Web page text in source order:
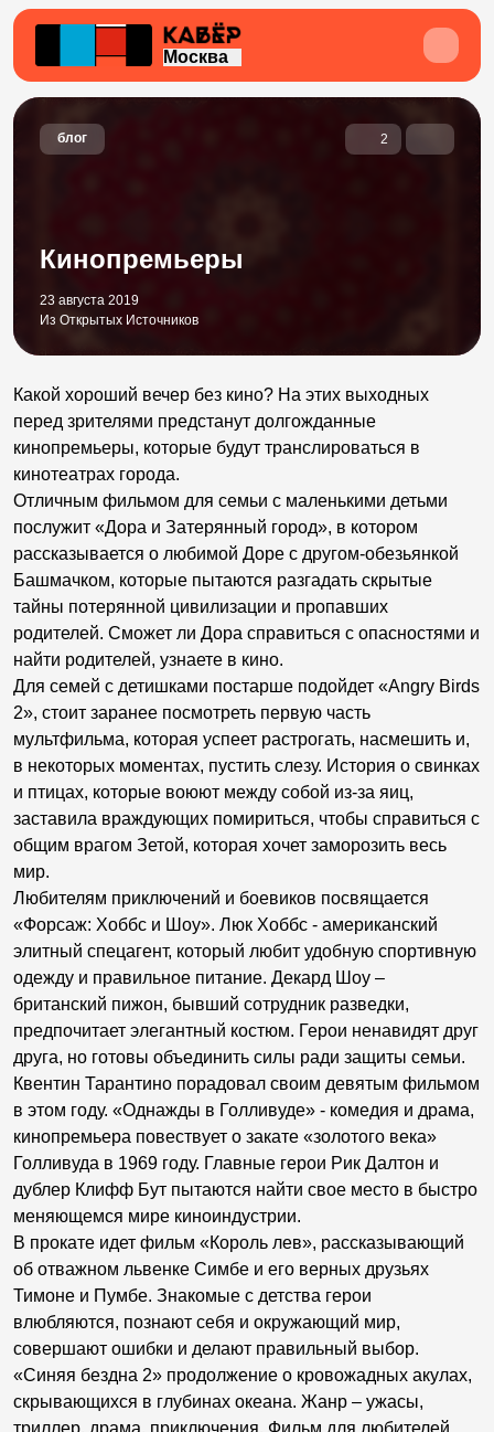
Москва
блог 2
Кинопремьеры
23 августа 2019
Из Открытых Источников
Какой хороший вечер без кино? На этих выходных
перед зрителями предстанут долгожданные
кинопремьеры, которые будут транслироваться в
кинотеатрах города.
Отличным фильмом для семьи с маленькими детьми
послужит «Дора и Затерянный город», в котором
рассказывается о любимой Доре с другом-обезьянкой
Башмачком, которые пытаются разгадать скрытые
тайны потерянной цивилизации и пропавших
родителей. Сможет ли Дора справиться с опасностями и
найти родителей, узнаете в кино.
Для семей с детишками постарше подойдет «Angry Birds
2», стоит заранее посмотреть первую часть
мультфильма, которая успеет растрогать, насмешить и,
в некоторых моментах, пустить слезу. История о свинках
и птицах, которые воюют между собой из-за яиц,
заставила враждующих помириться, чтобы справиться с
общим врагом Зетой, которая хочет заморозить весь
мир.
Любителям приключений и боевиков посвящается
«Форсаж: Хоббс и Шоу». Люк Хоббс - американский
элитный спецагент, который любит удобную спортивную
одежду и правильное питание. Декард Шоу –
британский пижон, бывший сотрудник разведки,
предпочитает элегантный костюм. Герои ненавидят друг
друга, но готовы объединить силы ради защиты семьи.
Квентин Тарантино порадовал своим девятым фильмом
в этом году. «Однажды в Голливуде» - комедия и драма,
кинопремьера повествует о закате «золотого века»
Голливуда в 1969 году. Главные герои Рик Далтон и
дублер Клифф Бут пытаются найти свое место в быстро
меняющемся мире киноиндустрии.
В прокате идет фильм «Король лев», рассказывающий
об отважном львенке Симбе и его верных друзьях
Тимоне и Пумбе. Знакомые с детства герои
влюбляются, познают себя и окружающий мир,
совершают ошибки и делают правильный выбор.
«Синяя бездна 2» продолжение о кровожадных акулах,
скрывающихся в глубинах океана. Жанр – ужасы,
триллер, драма, приключения. Фильм для любителей